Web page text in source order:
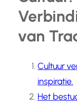
van
Cultuur
inspiratie.
Het